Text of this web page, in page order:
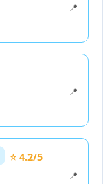
📍
📍
⭐ 4.2/5
📍